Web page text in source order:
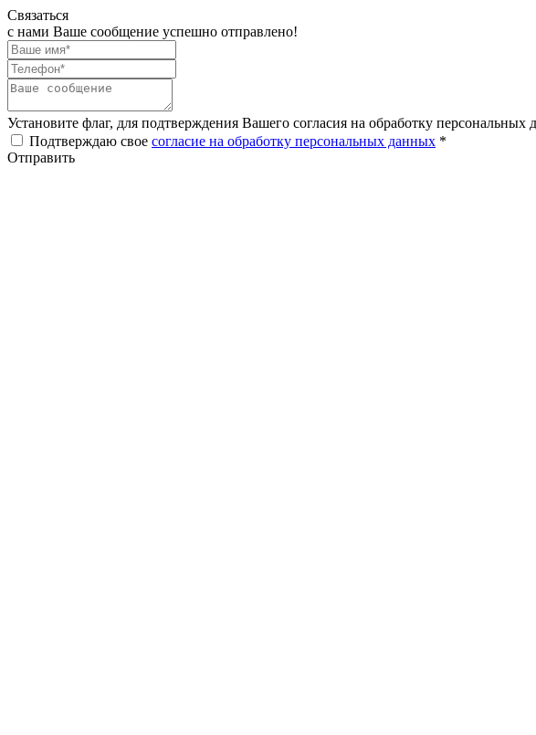
Связаться
с нами Ваше сообщение успешно отправлено!
Установите флаг, для подтверждения Вашего согласия на обработку персональных
Подтверждаю свое согласие на обработку персональных данных *
Отправить